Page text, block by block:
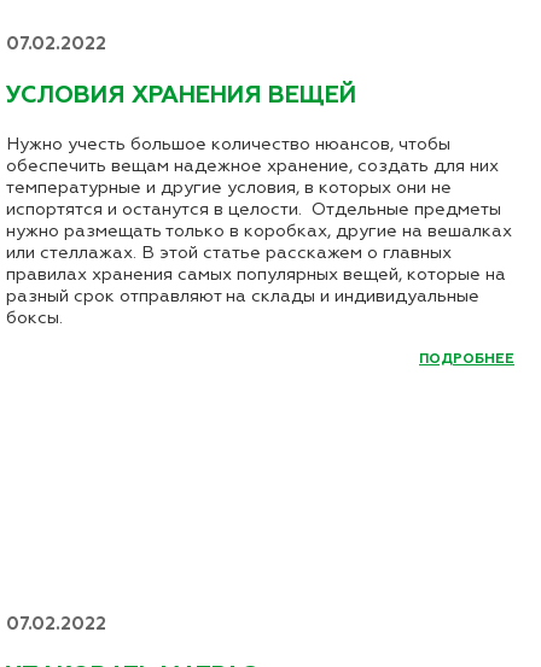
07.02.2022
УСЛОВИЯ ХРАНЕНИЯ ВЕЩЕЙ
Нужно учесть большое количество нюансов, чтобы
обеспечить вещам надежное хранение, создать для них
температурные и другие условия, в которых они не
испортятся и останутся в целости. Отдельные предметы
нужно размещать только в коробках, другие на вешалках
или стеллажах. В этой статье расскажем о главных
правилах хранения самых популярных вещей, которые на
разный срок отправляют на склады и индивидуальные
боксы.
ПОДРОБНЕЕ
07.02.2022